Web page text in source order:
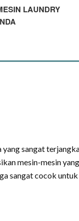
LAUNDRY
yang sangat
mesin-mesin yang
sangat cocok untuk